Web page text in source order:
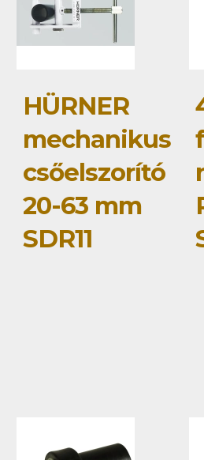
HÜRNER
mechanikus
csőelszorító
20-63 mm
SDR11